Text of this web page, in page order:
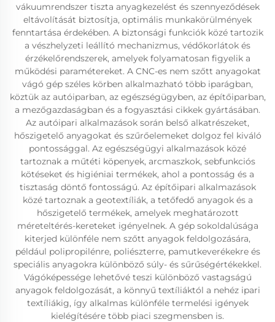
vákuumrendszer tiszta anyagkezelést és szennyeződések
eltávolítását biztosítja, optimális munkakörülmények
fenntartása érdekében. A biztonsági funkciók közé tartozik
a vészhelyzeti leállító mechanizmus, védőkorlátok és
érzékelőrendszerek, amelyek folyamatosan figyelik a
működési paramétereket. A CNC-es nem szőtt anyagokat
vágó gép széles körben alkalmazható több iparágban,
köztük az autóiparban, az egészségügyben, az építőiparban,
a mezőgazdaságban és a fogyasztási cikkek gyártásában.
Az autóipari alkalmazások során belső alkatrészeket,
hőszigetelő anyagokat és szűrőelemeket dolgoz fel kiváló
pontossággal. Az egészségügyi alkalmazások közé
tartoznak a műtéti köpenyek, arcmaszkok, sebfunkciós
kötéseket és higiéniai termékek, ahol a pontosság és a
tisztaság döntő fontosságú. Az építőipari alkalmazások
közé tartoznak a geotextíliák, a tetőfedő anyagok és a
hőszigetelő termékek, amelyek meghatározott
méreteltérés-kereteket igényelnek. A gép sokoldalúsága
kiterjed különféle nem szőtt anyagok feldolgozására,
például polipropilénre, poliészterre, pamutkeverékekre és
speciális anyagokra különböző súly- és sűrűségértékekkel.
Vágóképessége lehetővé teszi különböző vastagságú
anyagok feldolgozását, a könnyű textíliáktól a nehéz ipari
textíliákig, így alkalmas különféle termelési igények
kielégítésére több piaci szegmensben is.